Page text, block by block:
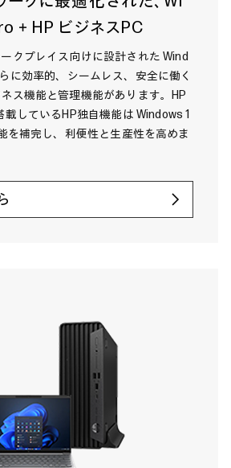
＋HP ビジネスPC
クプレイス向けに設計された Wind
に効率的、シームレス、安全に働く
ス機能と管理機能があります。HP
載しているHP独自機能は Windows 1
を補完し、利便性と生産性を高めま